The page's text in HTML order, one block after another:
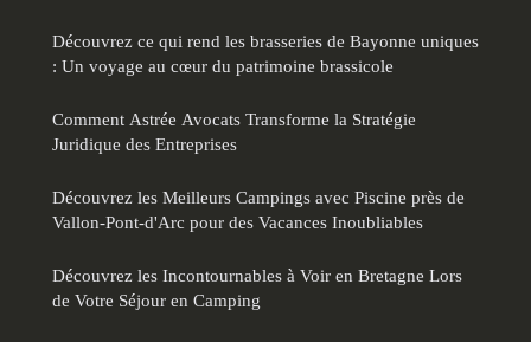
Découvrez ce qui rend les brasseries de Bayonne uniques
: Un voyage au cœur du patrimoine brassicole
Comment Astrée Avocats Transforme la Stratégie
Juridique des Entreprises
Découvrez les Meilleurs Campings avec Piscine près de
Vallon-Pont-d'Arc pour des Vacances Inoubliables
Découvrez les Incontournables à Voir en Bretagne Lors
de Votre Séjour en Camping